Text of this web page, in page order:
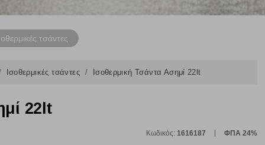
τσάντες
Ισοθερμικές τσάντες Ισοθερμική Τσάντα Ασημί 22lt
22lt
Κωδικός: 1616187 ΦΠΑ 24%